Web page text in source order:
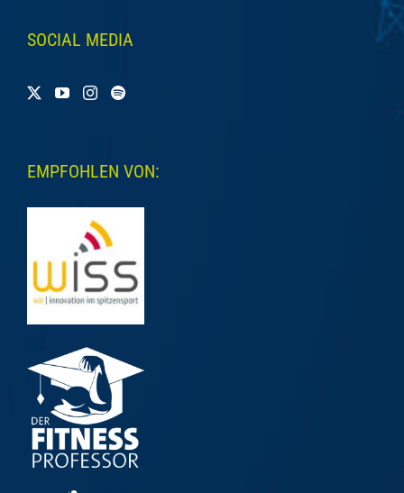
SOCIAL MEDIA
EMPFOHLEN VON: